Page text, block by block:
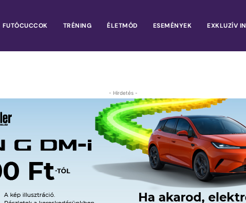
FUTÓCUCCOK TRÉNING ÉLETMÓD ESEMÉNYEK EXKLUZÍV
- Hirdetés -